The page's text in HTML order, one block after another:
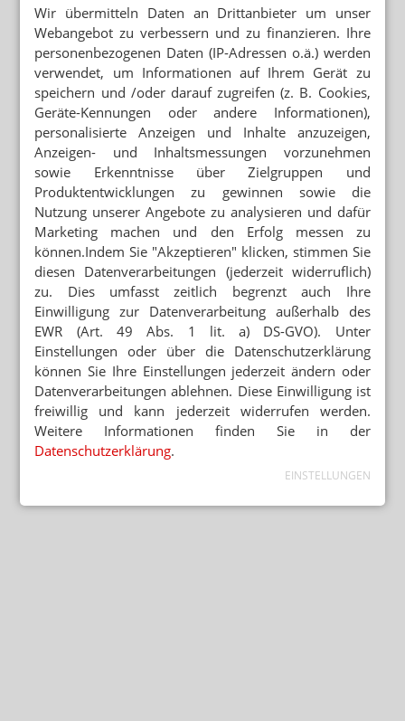
Wir übermitteln Daten an Drittanbieter um unser
Webangebot zu verbessern und zu finanzieren. Ihre
personenbezogenen Daten (IP-Adressen o.ä.) werden
verwendet, um Informationen auf Ihrem Gerät zu
speichern und /oder darauf zugreifen (z. B. Cookies,
Geräte-Kennungen oder andere Informationen),
personalisierte Anzeigen und Inhalte anzuzeigen,
Anzeigen- und Inhaltsmessungen vorzunehmen
sowie Erkenntnisse über Zielgruppen und
Produktentwicklungen zu gewinnen sowie die
Nutzung unserer Angebote zu analysieren und dafür
Marketing machen und den Erfolg messen zu
können.Indem Sie "Akzeptieren" klicken, stimmen Sie
diesen Datenverarbeitungen (jederzeit widerruflich)
zu. Dies umfasst zeitlich begrenzt auch Ihre
Einwilligung zur Datenverarbeitung außerhalb des
EWR (Art. 49 Abs. 1 lit. a) DS-GVO). Unter
Einstellungen oder über die Datenschutzerklärung
können Sie Ihre Einstellungen jederzeit ändern oder
Datenverarbeitungen ablehnen. Diese Einwilligung ist
freiwillig und kann jederzeit widerrufen werden.
Weitere Informationen finden Sie in der
Datenschutzerklärung.
EINSTELLUNGEN